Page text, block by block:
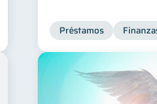
Préstamos